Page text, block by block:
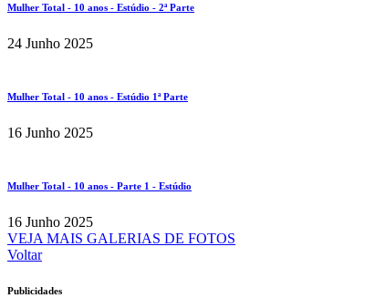
Mulher Total - 10 anos - Estúdio - 2ª Parte
24 Junho 2025
Mulher Total - 10 anos - Estúdio 1ª Parte
16 Junho 2025
Mulher Total - 10 anos - Parte 1 - Estúdio
16 Junho 2025
VEJA MAIS GALERIAS DE FOTOS
Voltar
Publicidades